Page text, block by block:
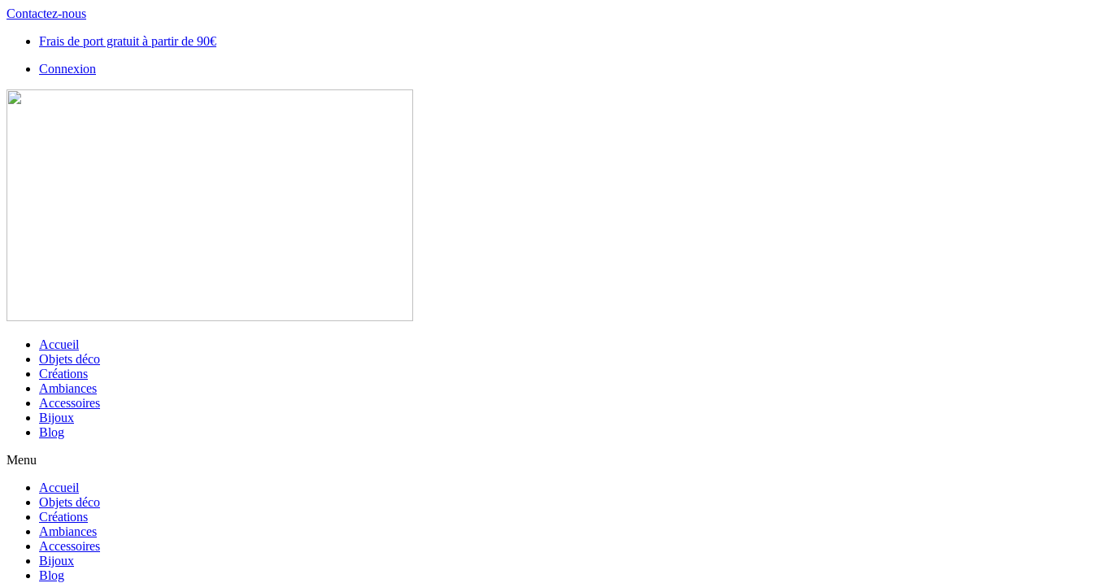
Contactez-nous
Frais de port gratuit à partir de 90€
Connexion
Accueil
Objets déco
Créations
Ambiances
Accessoires
Bijoux
Blog
Menu
Accueil
Objets déco
Créations
Ambiances
Accessoires
Bijoux
Blog